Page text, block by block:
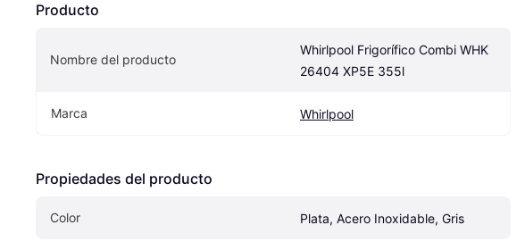
Producto
Nombre del producto
Whirlpool Frigorífico Combi WHK
26404 XP5E 355l
Marca Whirlpool
Propiedades del producto
Color Plata, Acero Inoxidable, Gris